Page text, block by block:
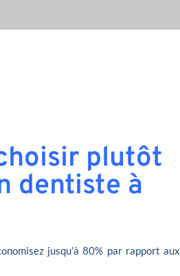
plutôt
dentiste à
jusqu’à 80% par rapport aux